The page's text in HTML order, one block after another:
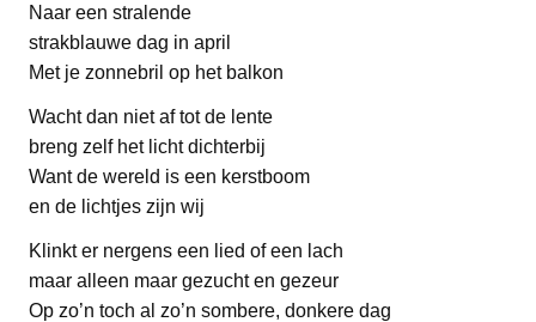
Naar een stralende
strakblauwe dag in april
Met je zonnebril op het balkon
Wacht dan niet af tot de lente
breng zelf het licht dichterbij
Want de wereld is een kerstboom
en de lichtjes zijn wij
Klinkt er nergens een lied of een lach
maar alleen maar gezucht en gezeur
Op zo’n toch al zo’n sombere, donkere dag